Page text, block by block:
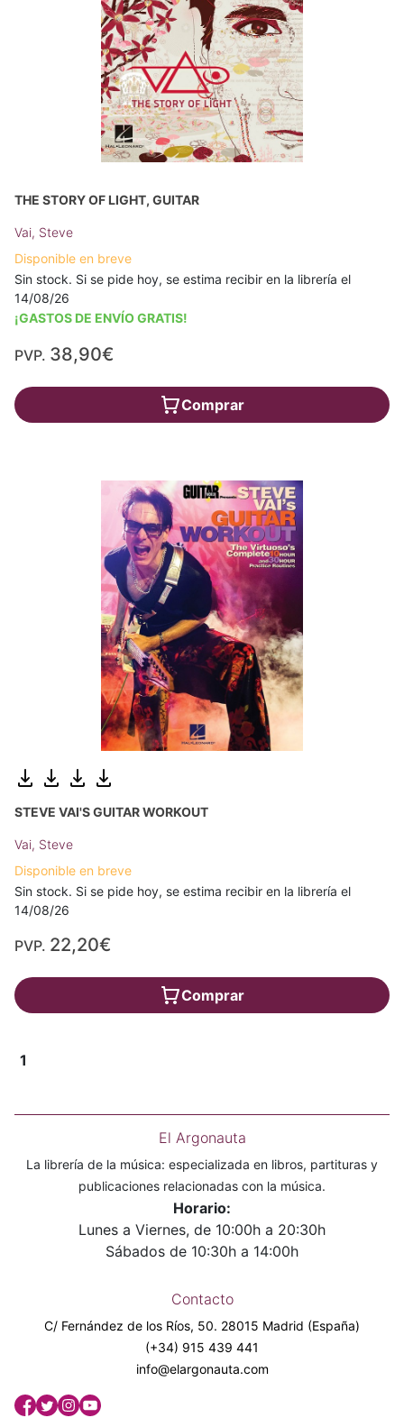
THE STORY OF LIGHT, GUITAR
Vai, Steve
Disponible en breve
Sin stock. Si se pide hoy, se estima recibir en la librería el
14/08/26
¡GASTOS DE ENVÍO GRATIS!
PVP. 38,90€
Comprar
STEVE VAI'S GUITAR WORKOUT
Vai, Steve
Disponible en breve
Sin stock. Si se pide hoy, se estima recibir en la librería el
14/08/26
PVP. 22,20€
Comprar
1
El Argonauta
La librería de la música: especializada en libros, partituras y
publicaciones relacionadas con la música.
Horario:
Lunes a Viernes, de 10:00h a 20:30h
Sábados de 10:30h a 14:00h
Contacto
C/ Fernández de los Ríos, 50. 28015 Madrid (España)
(+34) 915 439 441
info@elargonauta.com